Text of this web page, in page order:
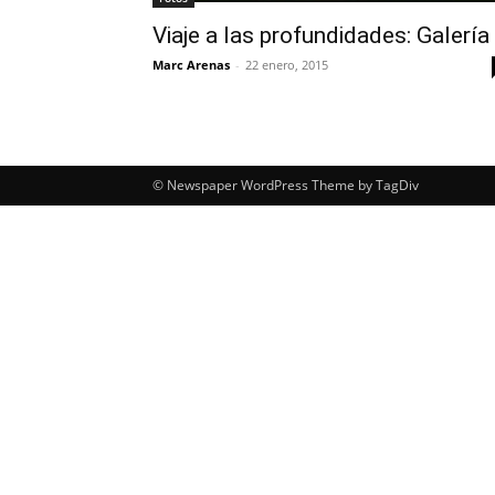
Viaje a las profundidades: Galería
Marc Arenas - 22 enero, 2015
© Newspaper WordPress Theme by TagDiv